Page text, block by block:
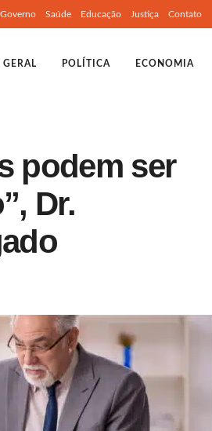
Governo Saúde Educação Justiça Contato
GERAL POLÍTICA ECONOMIA
podem ser
Dr.